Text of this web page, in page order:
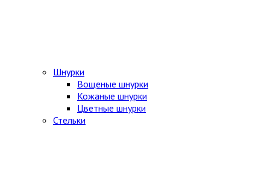
Шнурки
Вощеные шнурки
Кожаные шнурки
Цветные шнурки
Стельки